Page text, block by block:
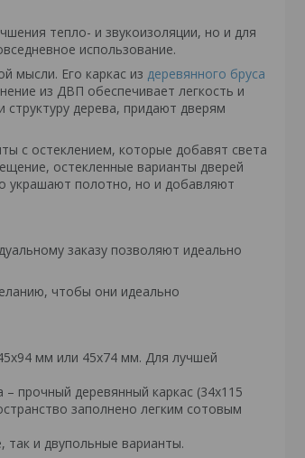
тепло- и звукоизоляции, но и для
использование.
мысли. Его каркас из деревянного бруса
из ДВП обеспечивает легкость и
дерева, придают дверям
с остеклением, которые добавят света
остекленные варианты дверей
украшают полотно, но и добавляют
заказу позволяют идеально
чтобы они идеально
мм или 45х74 мм. Для лучшей
прочный деревянный каркас (34х115
заполнено легким сотовым
так и двупольные варианты.